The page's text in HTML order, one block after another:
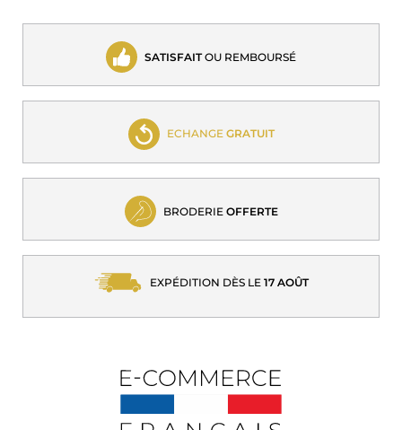
SATISFAITOU REMBOURSÉ
ECHANGE GRATUIT
BRODERIE OFFERTE
EXPÉDITION DÈS LE 17 AOÛT